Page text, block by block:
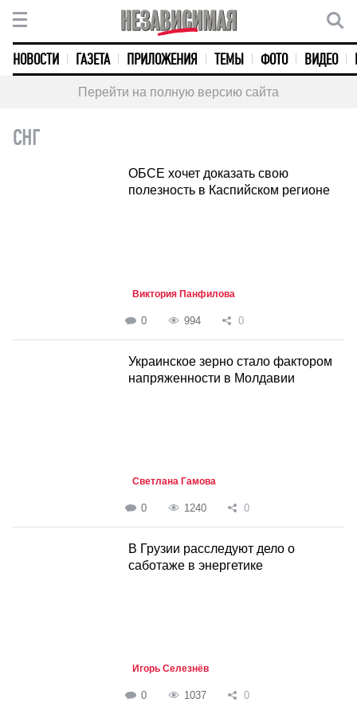
НОВОСТИ ГАЗЕТА ПРИЛОЖЕНИЯ ТЕМЫ ФОТО ВИДЕО
Перейти на полную версию сайта
СНГ
ОБСЕ хочет доказать свою
полезность в Каспийском регионе
Виктория Панфилова
0 994 0
Украинское зерно стало фактором
напряженности в Молдавии
Светлана Гамова
0 1240 0
В Грузии расследуют дело о
саботаже в энергетике
Игорь Селезнёв
0 1037 0